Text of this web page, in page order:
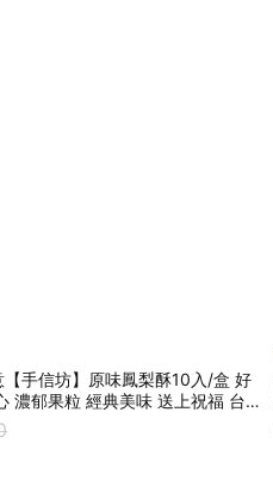
手信坊】原味鳳梨酥10入/盒 好
濃郁果粒 經典美味 送上祝福 台
禮首選